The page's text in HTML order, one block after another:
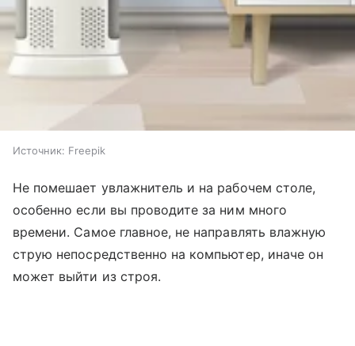
Источник: Freepik
Не помешает увлажнитель и на рабочем столе,
особенно если вы проводите за ним много
времени. Самое главное, не направлять влажную
струю непосредственно на компьютер, иначе он
может выйти из строя.